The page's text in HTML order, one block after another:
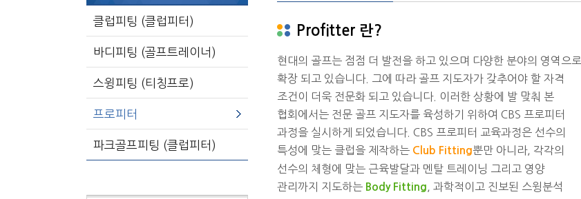
클럽피팅 (클럽피터)
바디피팅 (골프트레이너)
스윙피팅 (티칭프로)
프로피터
파크골프피팅 (클럽피터)
Profitter 란?
현대의 골프는 점점 더 발전을 하고 있으며 다양한 분야의 영역으로
확장 되고 있습니다. 그에 따라 골프 지도자가 갖추어야 할 자격
조건이 더욱 전문화 되고 있습니다. 이러한 상황에 발 맞춰 본
협회에서는 전문 골프 지도자를 육성하기 위하여 CBS 프로피터
과정을 실시하게 되었습니다. CBS 프로피터 교육과정은 선수의
특성에 맞는 클럽을 제작하는 Club Fitting뿐만 아니라, 각각의
선수의 체형에 맞는 근육발달과 멘탈 트레이닝 그리고 영양
관리까지 지도하는 Body Fitting , 과학적이고 진보된 스윙분석